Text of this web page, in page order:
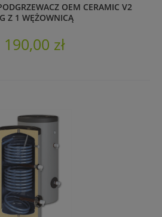
OEM CERAMIC V2
Z 1 WĘŻOWNICĄ
190,00 zł